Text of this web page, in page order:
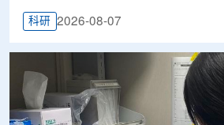
科研 2026-08-07